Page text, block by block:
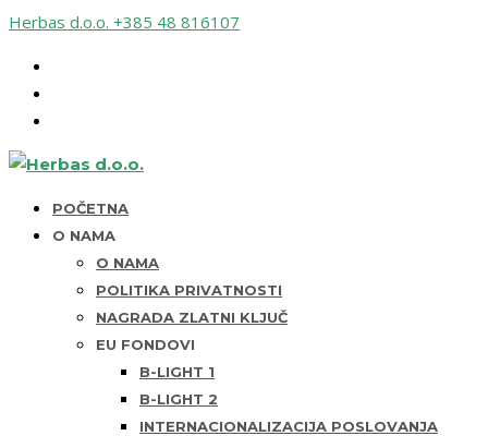
Herbas d.o.o. +385 48 816107
POČETNA
O NAMA
O NAMA
POLITIKA PRIVATNOSTI
NAGRADA ZLATNI KLJUČ
EU FONDOVI
B-LIGHT 1
B-LIGHT 2
INTERNACIONALIZACIJA POSLOVANJA